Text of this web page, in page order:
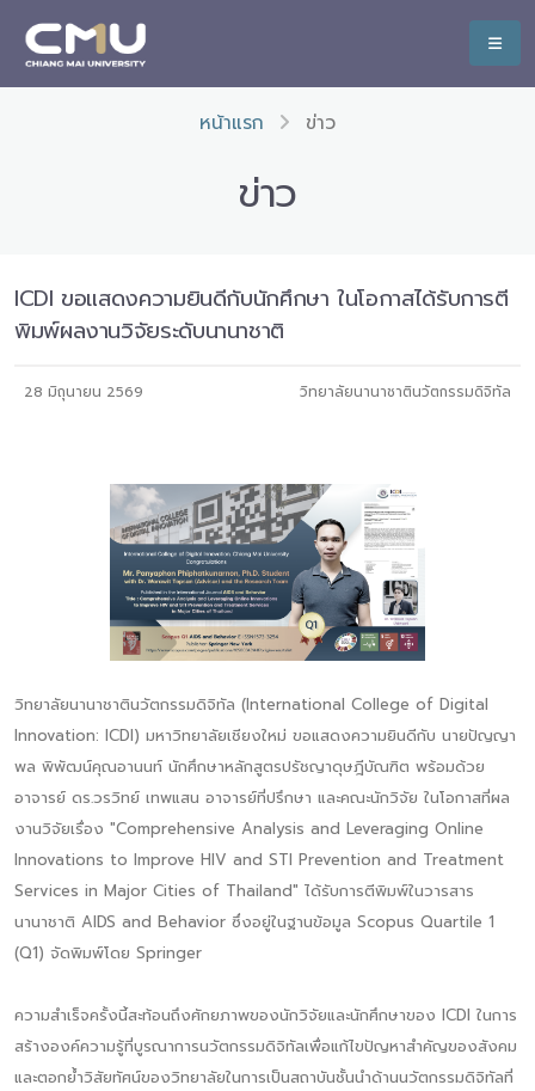
หน้าแรก ข่าว
ข่าว
ICDI ขอแสดงความยินดีกับนักศึกษา ในโอกาสได้รับการตี
พิมพ์ผลงานวิจัยระดับนานาชาติ
28 มิถุนายน 2569 วิทยาลัยนานาชาตินวัตกรรมดิจิทัล
วิทยาลัยนานาชาตินวัตกรรมดิจิทัล (International College of Digital
Innovation: ICDI) มหาวิทยาลัยเชียงใหม่ ขอแสดงความยินดีกับ นายปัญญา
พล พิพัฒน์คุณอานนท์ นักศึกษาหลักสูตรปรัชญาดุษฎีบัณฑิต พร้อมด้วย
อาจารย์ ดร.วรวิทย์ เทพแสน อาจารย์ที่ปรึกษา และคณะนักวิจัย ในโอกาสที่ผล
งานวิจัยเรื่อง "Comprehensive Analysis and Leveraging Online
Innovations to Improve HIV and STI Prevention and Treatment
Services in Major Cities of Thailand" ได้รับการตีพิมพ์ในวารสาร
นานาชาติ AIDS and Behavior ซึ่งอยู่ในฐานข้อมูล Scopus Quartile 1
(Q1) จัดพิมพ์โดย Springer
ความสำเร็จครั้งนี้สะท้อนถึงศักยภาพของนักวิจัยและนักศึกษาของ ICDI ในการ
สร้างองค์ความรู้ที่บูรณาการนวัตกรรมดิจิทัลเพื่อแก้ไขปัญหาสำคัญของสังคม
และตอกย้ำวิสัยทัศน์ของวิทยาลัยในการเป็นสถาบันชั้นนำด้านนวัตกรรมดิจิทัลที่